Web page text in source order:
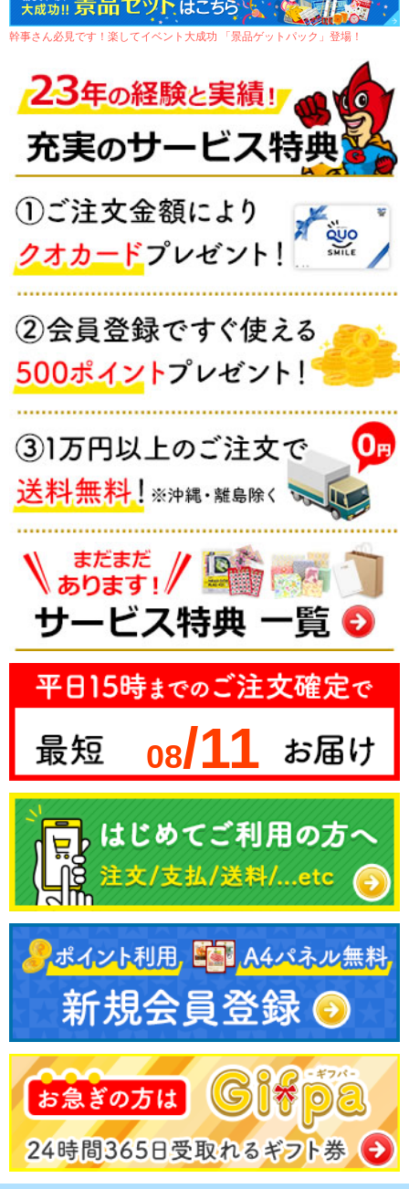
幹事さん必見です！楽してイベント大成功 「景品ゲットパック」登場！
08/11